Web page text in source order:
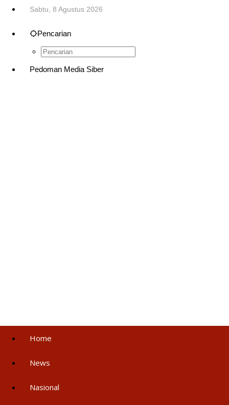
Sabtu, 8 Agustus 2026
Pencarian
Pedoman Media Siber
Home
News
Nasional